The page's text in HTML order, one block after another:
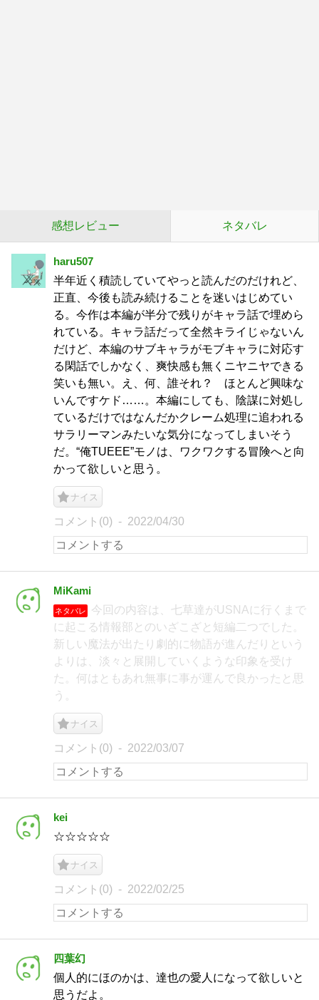
感想レビュー ネタバレ
haru507
半年近く積読していてやっと読んだのだけれど、
正直、今後も読み続けることを迷いはじめてい
る。今作は本編が半分で残りがキャラ話で埋めら
れている。キャラ話だって全然キライじゃないん
だけど、本編のサブキャラがモブキャラに対応す
る閑話でしかなく、爽快感も無くニヤニヤできる
笑いも無い。え、何、誰それ？ ほとんど興味な
いんですケド……。本編にしても、陰謀に対処し
ているだけではなんだかクレーム処理に追われる
サラリーマンみたいな気分になってしまいそう
だ。“俺TUEEE”モノは、ワクワクする冒険へと向
かって欲しいと思う。
ナイス
コメント(0) 2022/04/30
MiKami
ネタバレ
今回の内容は、七草達がUSNAに行くまで
に起こる情報部とのいざこざと短編二つでした。
新しい魔法が出たり劇的に物語が進んだりという
よりは、淡々と展開していくような印象を受け
た。何はともあれ無事に事が運んで良かったと思
う。
ナイス
コメント(0) 2022/03/07
kei
☆☆☆☆☆
ナイス
コメント(0) 2022/02/25
四葉幻
個人的にほのかは、達也の愛人になって欲しいと
思うだよ。